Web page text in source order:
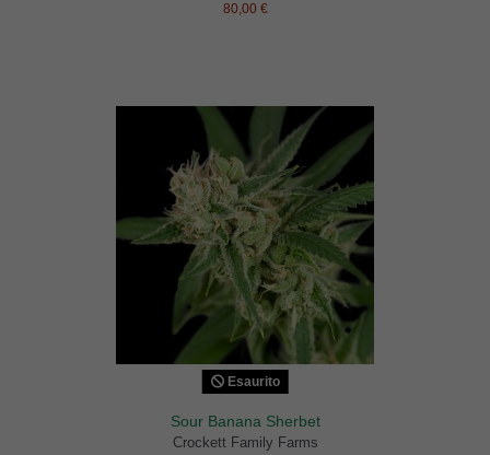
80,00 €
Esaurito
Sour Banana Sherbet
Crockett Family Farms